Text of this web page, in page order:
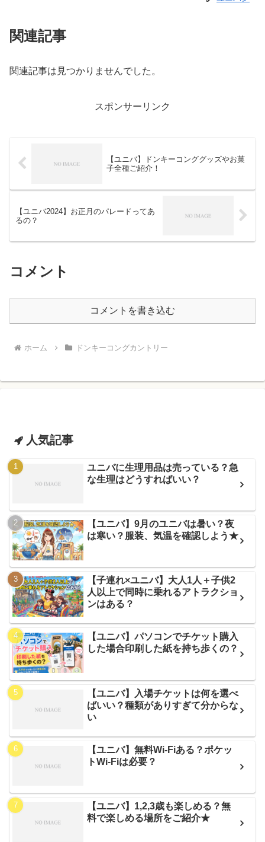
関連記事
関連記事は見つかりませんでした。
スポンサーリンク
【ユニバ】ドンキーコンググッズやお菓
子全種ご紹介！
【ユニバ2024】お正月のパレードってあ
るの？
コメント
コメントを書き込む
ホーム ドンキーコングカントリー
人気記事
ユニバに生理用品は売っている？急
な生理はどうすればいい？
【ユニバ】9月のユニバは暑い？夜
は寒い？服装、気温を確認しよう★
【子連れ×ユニバ】大人1人＋子供2
人以上で同時に乗れるアトラクショ
ンはある？
【ユニバ】パソコンでチケット購入
した場合印刷した紙を持ち歩くの？
【ユニバ】入場チケットは何を選べ
ばいい？種類がありすぎて分からな
い
【ユニバ】無料Wi-Fiある？ポケッ
トWi-Fiは必要？
【ユニバ】1,2,3歳も楽しめる？無
料で楽しめる場所をご紹介★